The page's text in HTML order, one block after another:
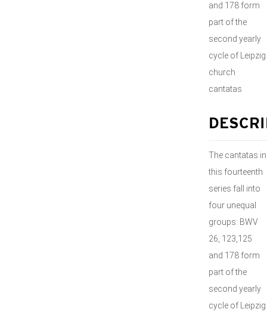
and 178 form
part of the
second yearly
cycle of Leipzig
church
cantatas
The cantatas in
this fourteenth
series fall into
four unequal
groups: BWV
26, 123,125
and 178 form
part of the
second yearly
cycle of Leipzig